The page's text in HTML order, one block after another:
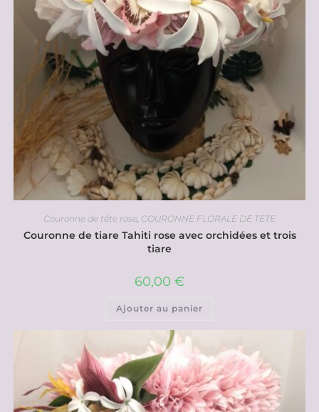
Couronne de tête rose, COURONNE FLORALE DE TETE
Couronne de tiare Tahiti rose avec orchidées et trois
tiare
60,00 €
Ajouter au panier